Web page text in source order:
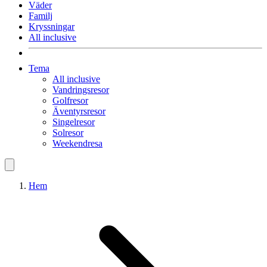
Väder
Familj
Kryssningar
All inclusive
Tema
All inclusive
Vandringsresor
Golfresor
Äventyrsresor
Singelresor
Solresor
Weekendresa
Hem